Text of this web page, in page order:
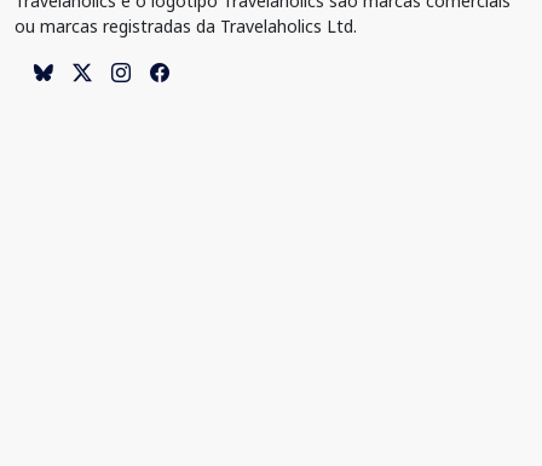
ou marcas registradas da Travelaholics Ltd.